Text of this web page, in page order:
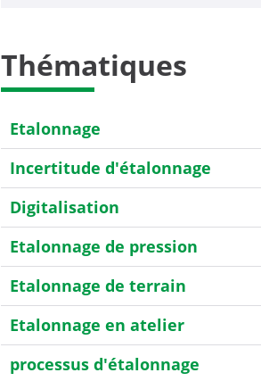
Thématiques
Etalonnage
Incertitude d'étalonnage
Digitalisation
Etalonnage de pression
Etalonnage de terrain
Etalonnage en atelier
processus d'étalonnage